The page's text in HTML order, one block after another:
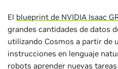
El blueprint de NVIDIA Isaac
grandes cantidades de datos
utilizando Cosmos a partir de
instrucciones en lenguaje
robots aprender nuevas